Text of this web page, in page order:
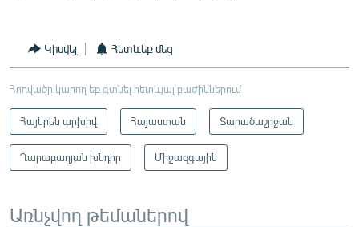
Կիսվել Հետևեք մեզ
Հոդվածը կարող եք գտնել հետևյալ բաժիններում
Հայերեն արխիվ Հայաստան Տարածաշրջան
Ղարաբաղյան խնդիր Միջազգային
Առնչվող թեմաներով